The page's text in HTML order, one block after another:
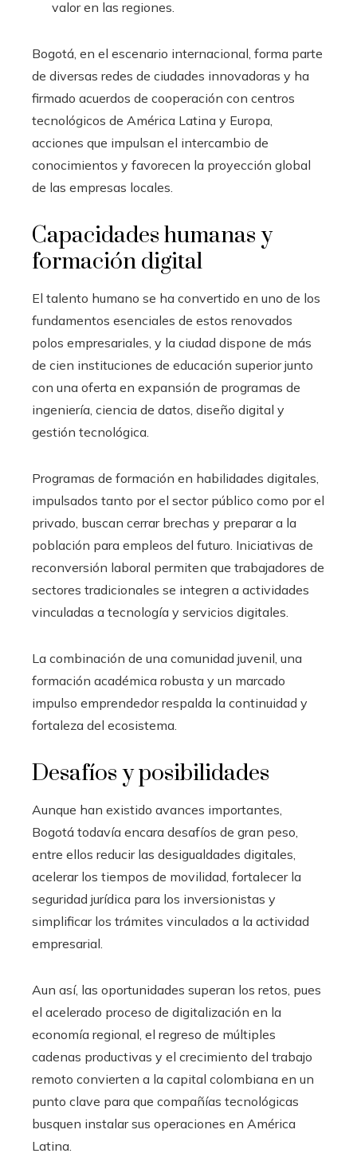
valor en las regiones.
Bogotá, en el escenario internacional, forma parte
de diversas redes de ciudades innovadoras y ha
firmado acuerdos de cooperación con centros
tecnológicos de América Latina y Europa,
acciones que impulsan el intercambio de
conocimientos y favorecen la proyección global
de las empresas locales.
Capacidades humanas y
formación digital
El talento humano se ha convertido en uno de los
fundamentos esenciales de estos renovados
polos empresariales, y la ciudad dispone de más
de cien instituciones de educación superior junto
con una oferta en expansión de programas de
ingeniería, ciencia de datos, diseño digital y
gestión tecnológica.
Programas de formación en habilidades digitales,
impulsados tanto por el sector público como por el
privado, buscan cerrar brechas y preparar a la
población para empleos del futuro. Iniciativas de
reconversión laboral permiten que trabajadores de
sectores tradicionales se integren a actividades
vinculadas a tecnología y servicios digitales.
La combinación de una comunidad juvenil, una
formación académica robusta y un marcado
impulso emprendedor respalda la continuidad y
fortaleza del ecosistema.
Desafíos y posibilidades
Aunque han existido avances importantes,
Bogotá todavía encara desafíos de gran peso,
entre ellos reducir las desigualdades digitales,
acelerar los tiempos de movilidad, fortalecer la
seguridad jurídica para los inversionistas y
simplificar los trámites vinculados a la actividad
empresarial.
Aun así, las oportunidades superan los retos, pues
el acelerado proceso de digitalización en la
economía regional, el regreso de múltiples
cadenas productivas y el crecimiento del trabajo
remoto convierten a la capital colombiana en un
punto clave para que compañías tecnológicas
busquen instalar sus operaciones en América
Latina.